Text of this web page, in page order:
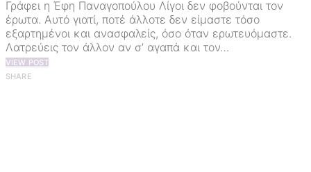
Γράφει η Έφη Παναγοπούλου Λίγοι δεν φοβούνται τον
έρωτα. Αυτό γιατί, ποτέ άλλοτε δεν είμαστε τόσο
εξαρτημένοι και ανασφαλείς, όσο όταν ερωτευόμαστε.
Λατρεύεις τον άλλον αν σ’ αγαπά και τον…
VIEW POST
SHARE